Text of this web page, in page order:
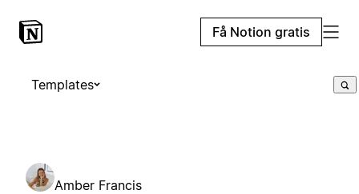
Få Notion gratis
Templates
Amber Francis